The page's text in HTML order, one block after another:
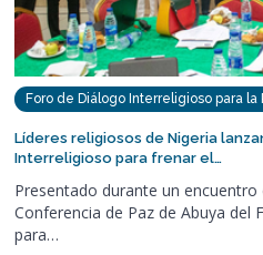
Foro de Diálogo Interreligioso para la
Líderes religiosos de Nigeria
Interreligioso para frenar el…
Presentado durante un encuentro
Conferencia de Paz de Abuya
para…